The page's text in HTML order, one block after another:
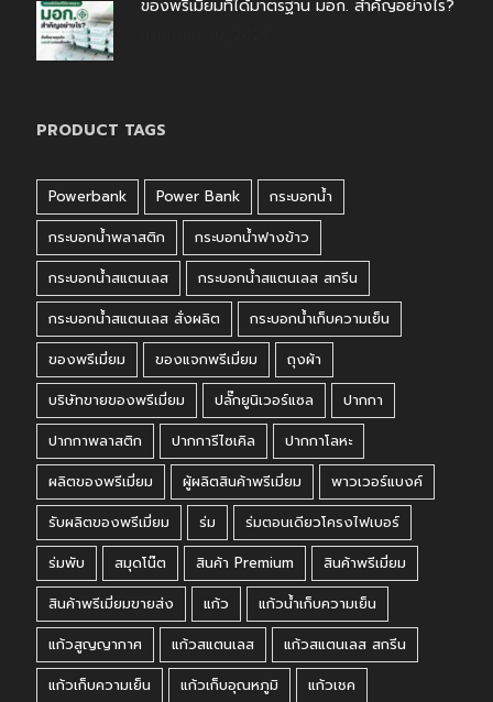
ของพรีเมี่ยมที่ได้มาตรฐาน มอก. สำคัญอย่างไร?
PRODUCT TAGS
Powerbank Power Bank
กระบอกน้ำ
กระบอกน้ำพลาสติก
กระบอกน้ำฟางข้าว
กระบอกน้ำสแตนเลส
กระบอกน้ำสแตนเลส สกรีน
กระบอกน้ำสแตนเลส สั่งผลิต
กระบอกน้ำเก็บความเย็น
ของพรีเมี่ยม
ของแจกพรีเมี่ยม
ถุงผ้า
บริษัทขายของพรีเมี่ยม
ปลั๊กยูนิเวอร์แซล
ปากกา
ปากกาพลาสติก
ปากการีไซเคิล
ปากกาโลหะ
ผลิตของพรีเมี่ยม
ผู้ผลิตสินค้าพรีเมี่ยม
พาวเวอร์แบงค์
รับผลิตของพรีเมี่ยม
ร่ม
ร่มตอนเดียวโครงไฟเบอร์
ร่มพับ
สมุดโน๊ต สินค้า Premium
สินค้าพรีเมี่ยม
สินค้าพรีเมี่ยมขายส่ง
แก้ว
แก้วน้ำเก็บความเย็น
แก้วสูญญากาศ
แก้วสแตนเลส
แก้วสแตนเลส สกรีน
แก้วเก็บความเย็น
แก้วเก็บอุณหภูมิ
แก้วเชค